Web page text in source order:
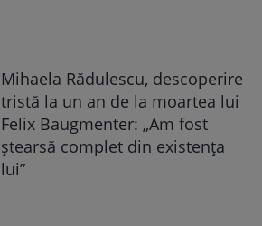
Mihaela Rădulescu, descoperire
tristă la un an de la moartea lui
Felix Baugmenter: „Am fost
ștearsă complet din existența
lui”